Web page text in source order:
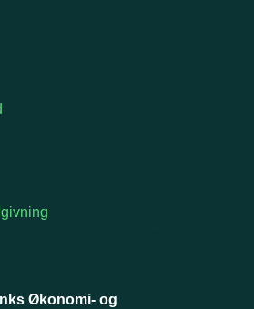
Økonomi- og